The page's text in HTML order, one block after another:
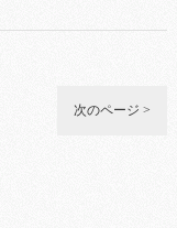
次のページ >